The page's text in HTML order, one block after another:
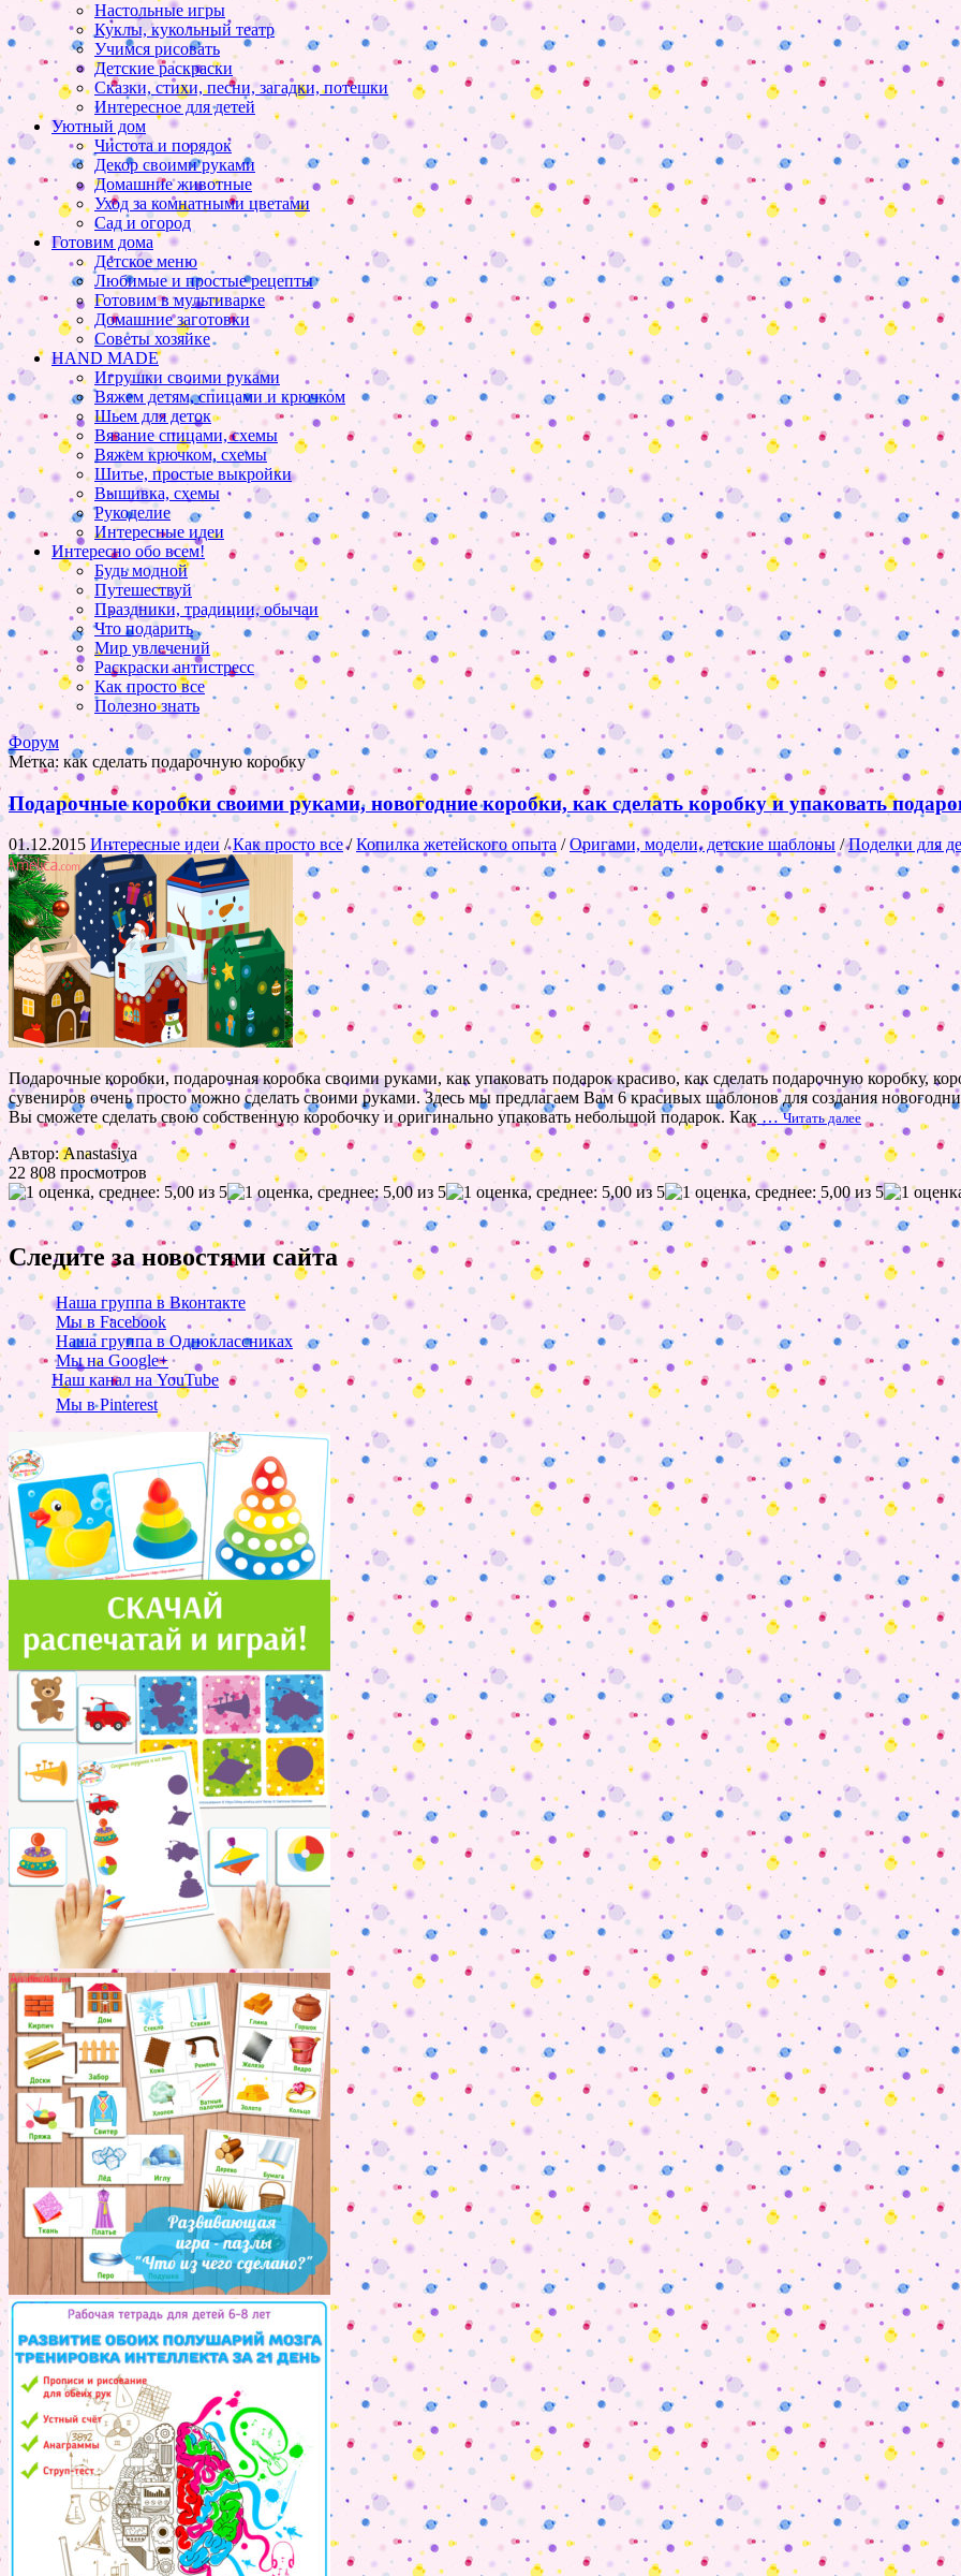
Настольные игры
Куклы, кукольный театр
Учимся рисовать
Детские раскраски
Сказки, стихи, песни, загадки, потешки
Интересное для детей
Уютный дом
Чистота и порядок
Декор своими руками
Домашние животные
Уход за комнатными цветами
Сад и огород
Готовим дома
Детское меню
Любимые и простые рецепты
Готовим в мультиварке
Домашние заготовки
Советы хозяйке
HAND MADE
Игрушки своими руками
Вяжем детям, спицами и крючком
Шьем для деток
Вязание спицами, схемы
Вяжем крючком, схемы
Шитье, простые выкройки
Вышивка, схемы
Рукоделие
Интересные идеи
Интересно обо всем!
Будь модной
Путешествуй
Праздники, традиции, обычаи
Что подарить
Мир увлечений
Раскраски антистресс
Как просто все
Полезно знать
Форум
Метка: как сделать подарочную коробку
Подарочные коробки своими руками, новогодние коробки, как сделать коробку и упаковать
01.12.2015 Интересные идеи/Как просто все/Копилка жетейского опыта /Оригами, модели, детские шаблоны /Поделки для
Подарочные коробки, подарочная коробка своими руками, как упаковать подарок красиво, как сделать подарочную коробку,
сувениров очень просто можно сделать своими руками. Здесь мы предлагаем Вам 6 красивых шаблонов для создания
Вы сможете сделать свою собственную коробочку и оригинально упаковать небольшой подарок. Как…Читать далее
Автор: Anastasiya
22 808 просмотров
Следите за новостями сайта
Наша группа в Вконтакте
Мы в Facebook
Наша группа в Одноклассниках
Мы на Google+
Наш канал на YouTube
Мы в Pinterest